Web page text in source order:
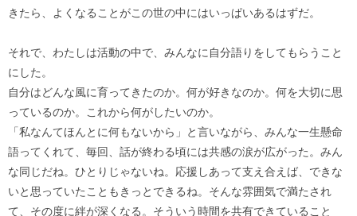
きたら、よくなることがこの世の中にはいっぱいあるはずだ。
それで、わたしは活動の中で、みんなに自分語りをしてもらうこと
にした。
自分はどんな風に育ってきたのか。何が好きなのか。何を大切に思
っているのか。これから何がしたいのか。
「私なんてほんとに何もないから」と言いながら、みんな一生懸命
語ってくれて、毎回、話が終わる頃には共感の涙が広がった。みん
な同じだね。ひとりじゃないね。応援しあって支え合えば、できな
いと思っていたこともきっとできるね。そんな雰囲気で満たされ
て、その度に絆が深くなる。そういう時間を共有できていること